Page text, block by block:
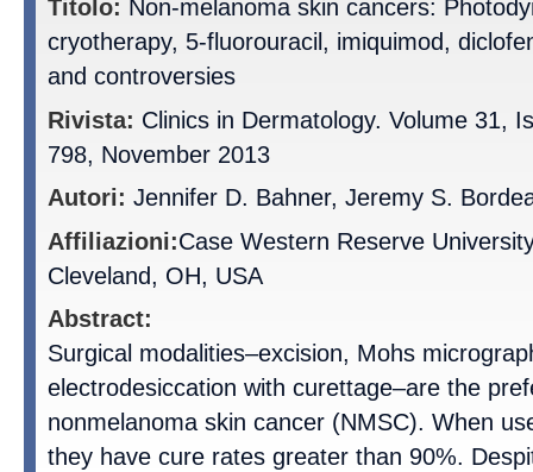
Titolo: Non-melanoma skin cancers:
cryotherapy, 5-fluorouracil, imiquimod,
and controversies
Rivista: Clinics in Dermatology. Volume 31,
798, November 2013
Autori: Jennifer D. Bahner, Jeremy S.
Affiliazioni:Case Western Reserve
Cleveland, OH, USA
Abstract:
Surgical modalities–excision, Mohs
electrodesiccation with curettage–are the
nonmelanoma skin cancer (NMSC). When
they have cure rates greater than 90%.